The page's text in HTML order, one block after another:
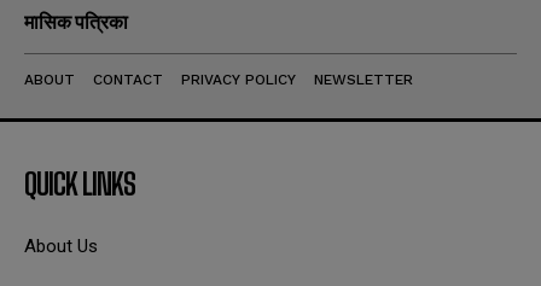
मासिक पत्रिका
ABOUT CONTACT PRIVACY POLICY NEWSLETTER
QUICK LINKS
About Us